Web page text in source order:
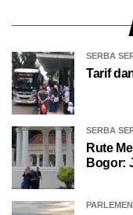
SERBA
Tarif
SERBA
Rute
Bogor: